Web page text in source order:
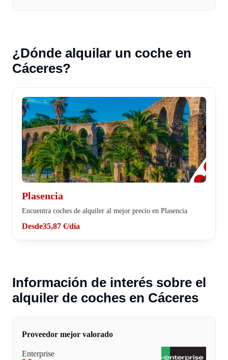
¿Dónde alquilar un coche en
Cáceres?
Plasencia
Encuentra coches de alquiler al mejor precio en Plasencia
Desde35,87 €/día
Información de interés sobre el
alquiler de coches en Cáceres
Proveedor mejor valorado
Enterprise